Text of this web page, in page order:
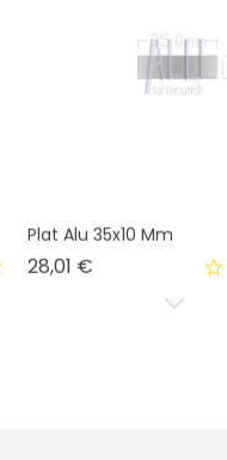
Plat Alu 35x10 Mm
28,01 €Prix